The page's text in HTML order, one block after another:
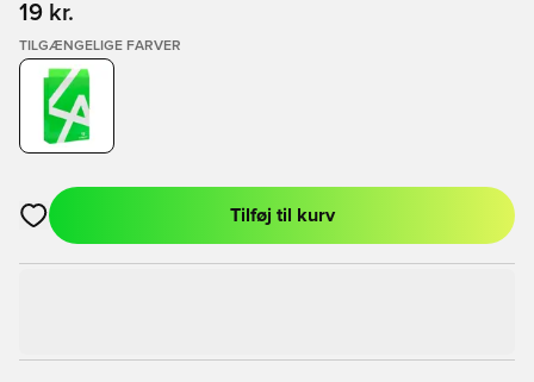
19 kr.
TILGÆNGELIGE FARVER
Åbner en Modal til at logge ind eller tilmelde dig som medlem
Tilføj til kurv